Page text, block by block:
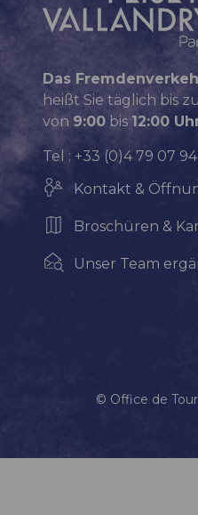
Das
heißt Sie täglich bis
von 9:00 bis 12:00
Tel : +33 (0)4 79 07
Kontakt &
Broschüren &
Unser Team
© Office de